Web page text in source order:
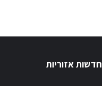
חדשות אזוריות